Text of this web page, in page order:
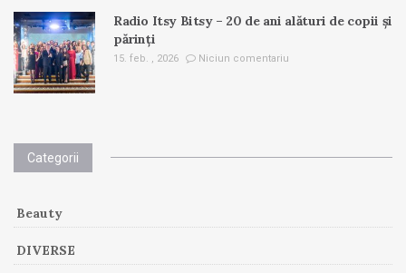
Radio Itsy Bitsy – 20 de ani alături de copii și
părinți
15. feb. , 2026 Niciun comentariu
Categorii
Beauty
DIVERSE